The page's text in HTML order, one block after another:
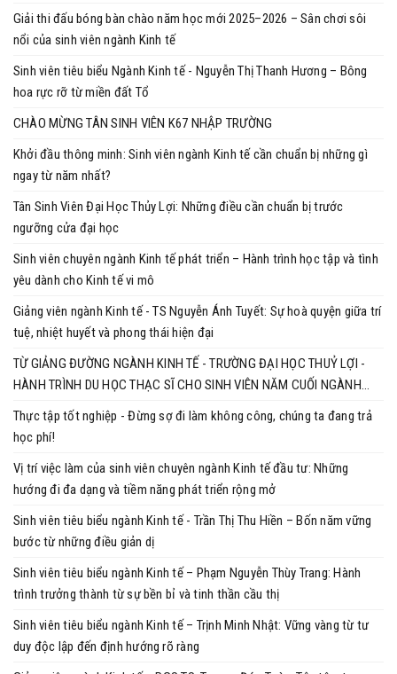
Giải thi đấu bóng bàn chào năm học mới 2025–2026 – Sân chơi sôi
nổi của sinh viên ngành Kinh tế
Sinh viên tiêu biểu Ngành Kinh tế - Nguyễn Thị Thanh Hương – Bông
hoa rực rỡ từ miền đất Tổ
CHÀO MỪNG TÂN SINH VIÊN K67 NHẬP TRƯỜNG
Khởi đầu thông minh: Sinh viên ngành Kinh tế cần chuẩn bị những gì
ngay từ năm nhất?
Tân Sinh Viên Đại Học Thủy Lợi: Những điều cần chuẩn bị trước
ngưỡng cửa đại học
Sinh viên chuyên ngành Kinh tế phát triển – Hành trình học tập và tình
yêu dành cho Kinh tế vi mô
Giảng viên ngành Kinh tế - TS Nguyễn Ánh Tuyết: Sự hoà quyện giữa trí
tuệ, nhiệt huyết và phong thái hiện đại
TỪ GIẢNG ĐƯỜNG NGÀNH KINH TẾ - TRƯỜNG ĐẠI HỌC THUỶ LỢI -
HÀNH TRÌNH DU HỌC THẠC SĨ CHO SINH VIÊN NĂM CUỐI NGÀNH
KINH TẾ
Thực tập tốt nghiệp - Đừng sợ đi làm không công, chúng ta đang trả
học phí!
Vị trí việc làm của sinh viên chuyên ngành Kinh tế đầu tư: Những
hướng đi đa dạng và tiềm năng phát triển rộng mở
Sinh viên tiêu biểu ngành Kinh tế - Trần Thị Thu Hiền – Bốn năm vững
bước từ những điều giản dị
Sinh viên tiêu biểu ngành Kinh tế – Phạm Nguyễn Thùy Trang: Hành
trình trưởng thành từ sự bền bỉ và tinh thần cầu thị
Sinh viên tiêu biểu ngành Kinh tế – Trịnh Minh Nhật: Vững vàng từ tư
duy độc lập đến định hướng rõ ràng